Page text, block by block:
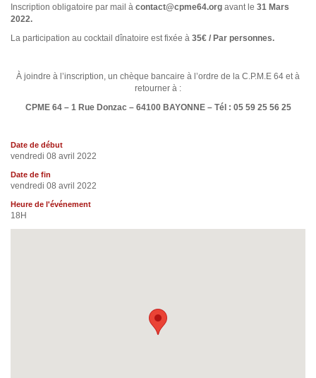
Inscription obligatoire par mail à contact@cpme64.org avant le 31 Mars
2022.
La participation au cocktail dînatoire est fixée à 35€ / Par personnes.
À joindre à l’inscription, un chèque bancaire à l’ordre de la C.P.M.E 64 et à
retourner à :
CPME 64 – 1 Rue Donzac – 64100 BAYONNE – Tél : 05 59 25 56 25
Date de début
vendredi 08 avril 2022
Date de fin
vendredi 08 avril 2022
Heure de l'événement
18H